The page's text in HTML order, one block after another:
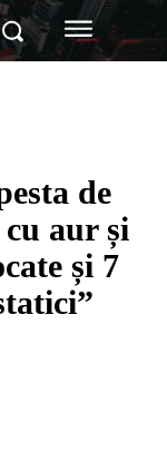
de
aur și
și 7